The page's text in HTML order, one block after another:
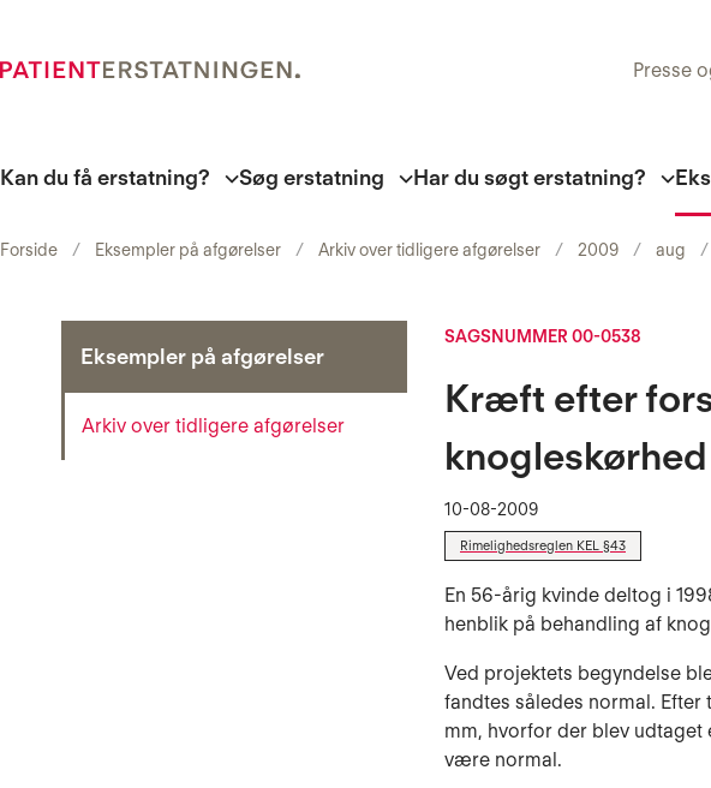
Presse
Kan du få erstatning? Søg erstatning Har du søgt erstatning?
Forside Eksempler på afgørelser Arkiv over tidligere afgørelser 2009 aug
Eksempler på afgørelser
Arkiv over tidligere afgørelser
SAGSNUMMER 00-0538
Kræft efter
knogleskørhed
10-08-2009
Rimelighedsreglen KEL §43
En 56-årig kvinde deltog i
henblik på behandling af
Ved projektets begyndelse
fandtes således normal. Efter
mm, hvorfor der blev
være normal.